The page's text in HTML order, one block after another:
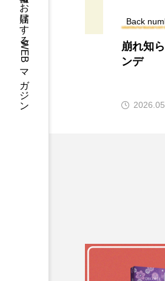
Back
崩れ知
ンデ